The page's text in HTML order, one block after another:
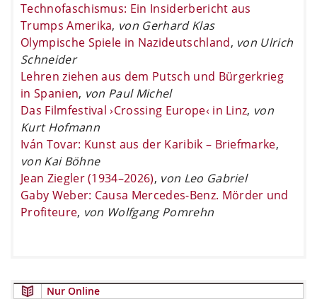
Technofaschismus: Ein Insiderbericht aus
Trumps Amerika, von Gerhard Klas
Olympische Spiele in Nazideutschland, von Ulrich
Schneider
Lehren ziehen aus dem Putsch und Bürgerkrieg
in Spanien, von Paul Michel
Das Filmfestival ›Crossing Europe‹ in Linz, von
Kurt Hofmann
Iván Tovar: Kunst aus der Karibik – Briefmarke,
von Kai Böhne
Jean Ziegler (1934–2026), von Leo Gabriel
Gaby Weber: Causa Mercedes-Benz. Mörder und
Profiteure, von Wolfgang Pomrehn
Nur Online